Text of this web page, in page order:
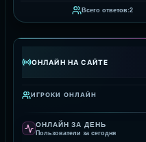
Всего ответов:2
ОНЛАЙН НА САЙТЕ
ИГРОКИ ОНЛАЙН
ОНЛАЙН ЗА ДЕНЬ
Пользователи за сегодня